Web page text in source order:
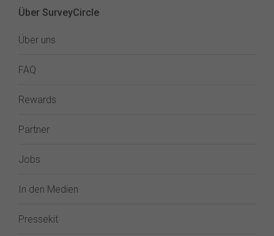
Über SurveyCircle
Über uns
FAQ
Rewards
Partner
Jobs
In den Medien
Pressekit